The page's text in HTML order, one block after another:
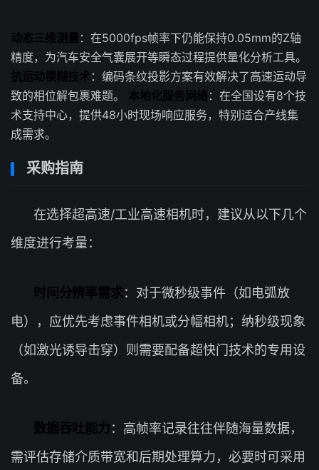
动态三维测量 ：在5000fps帧率下仍能保持0.05mm的Z轴
精度，为汽车安全气囊展开等瞬态过程提供量化分析工具。
抗运动模糊技术：编码条纹投影方案有效解决了高速运动导
致的相位解包裹难题。 本地化服务网络 ：在全国设有8个技
术支持中心，提供48小时现场响应服务，特别适合产线集
成需求。
采购指南
在选择超高速/工业高速相机时，建议从以下几个
维度进行考量：
时间分辨率需求：对于微秒级事件（如电弧放
电），应优先考虑事件相机或分幅相机；纳秒级现象
（如激光诱导击穿）则需要配备超快门技术的专用设
备。
数据吞吐能力：高帧率记录往往伴随海量数据，
需评估存储介质带宽和后期处理算力，必要时可采用